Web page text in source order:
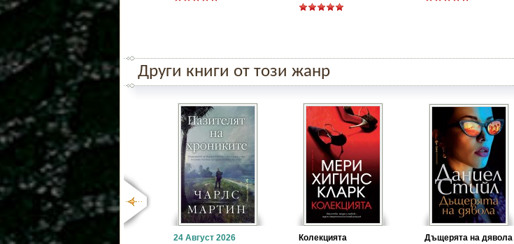
Други книги от този жанр
24 Август 2026
Колекцията
Дъщерята на дявола